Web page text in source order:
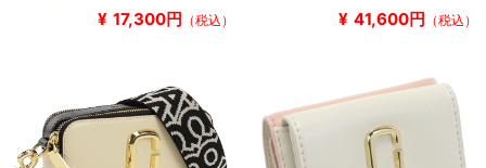
¥ 17,300円 （税込） ¥ 41,600円 （税込）